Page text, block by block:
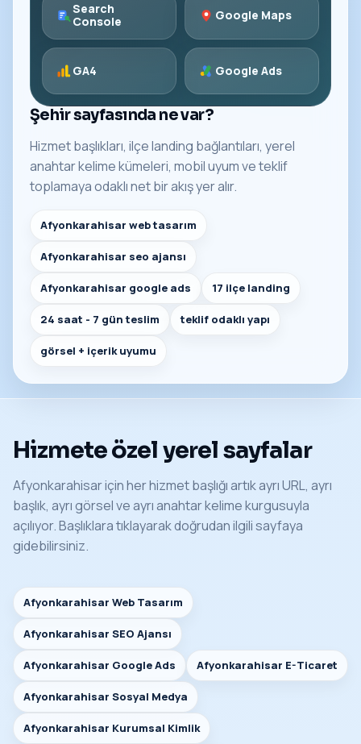
Search
Console
Google Maps
GA4 Google Ads
Şehir sayfasında ne var?
Hizmet başlıkları, ilçe landing bağlantıları, yerel
anahtar kelime kümeleri, mobil uyum ve teklif
toplamaya odaklı net bir akış yer alır.
Afyonkarahisar web tasarım
Afyonkarahisar seo ajansı
Afyonkarahisar google ads 17 ilçe landing
24 saat - 7 gün teslim teklif odaklı yapı
görsel + içerik uyumu
Hizmete özel yerel sayfalar
Afyonkarahisar için her hizmet başlığı artık ayrı URL, ayrı
başlık, ayrı görsel ve ayrı anahtar kelime kurgusuyla
açılıyor. Başlıklara tıklayarak doğrudan ilgili sayfaya
gidebilirsiniz.
Afyonkarahisar Web Tasarım
Afyonkarahisar SEO Ajansı
Afyonkarahisar Google Ads Afyonkarahisar E-Ticaret
Afyonkarahisar Sosyal Medya
Afyonkarahisar Kurumsal Kimlik